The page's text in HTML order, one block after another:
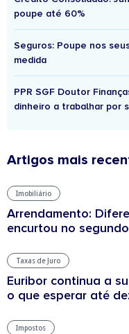
poupe até 60%
Seguros: Poupe nos
medida
PPR SGF Doutor
dinheiro a trabalhar por
Artigos mais
Imobiliário
Arrendamento:
encurtou no
Taxas de Juro
Euribor continua a
o que esperar até
Impostos